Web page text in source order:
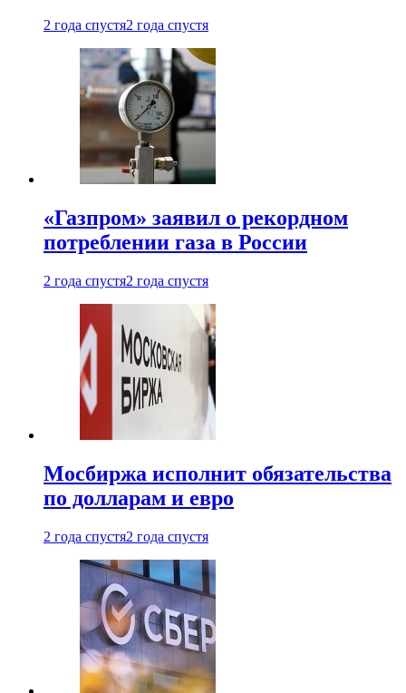
2 года спустя2 года спустя
«Газпром» заявил о рекордном
потреблении газа в России
2 года спустя2 года спустя
Мосбиржа исполнит обязательства
по долларам и евро
2 года спустя2 года спустя